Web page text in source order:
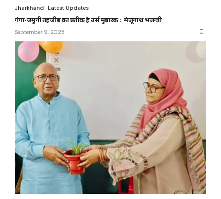
Jharkhand Latest Updates
गंगा-जमुनी तहजीब का प्रतीक है उर्स मुबारक : मंजूनाथ भजन्त्री
September 9, 2025